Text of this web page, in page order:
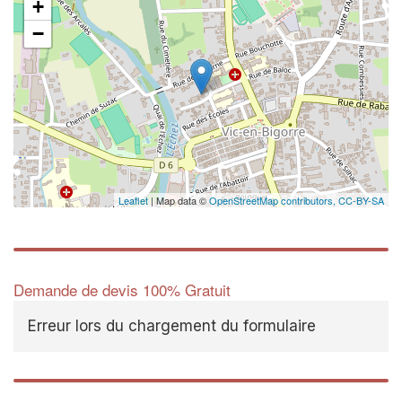
+
−
Leaflet| Map data ©OpenStreetMap contributors, CC-BY-SA
Demande de devis 100% Gratuit
Erreur lors du chargement du formulaire